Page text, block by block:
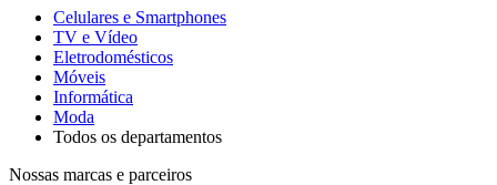
Celulares e Smartphones
TV e Vídeo
Eletrodomésticos
Móveis
Informática
Moda
Todos os departamentos
Nossas marcas e parceiros